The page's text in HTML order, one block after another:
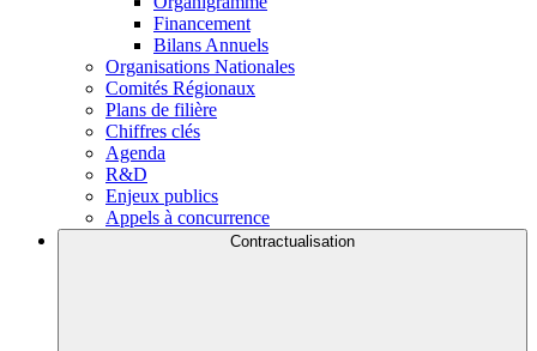
Financement
Bilans Annuels
Organisations Nationales
Comités Régionaux
Plans de filière
Chiffres clés
Agenda
R&D
Enjeux publics
Appels à concurrence
Contractualisation